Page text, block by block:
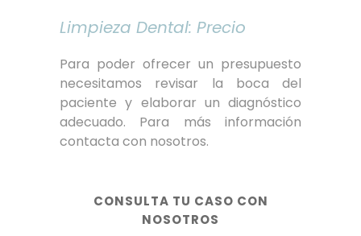
Limpieza Dental: Precio
Para poder ofrecer un presupuesto
necesitamos revisar la boca del
paciente y elaborar un diagnóstico
adecuado. Para más información
contacta con nosotros.
CONSULTA TU CASO CON
NOSOTROS